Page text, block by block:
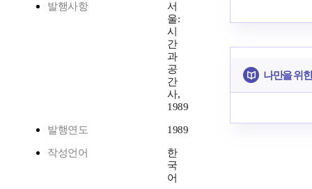
발행사항
서
울:
시
간
과
공
간
사,
1989
발행연도 1989
작성언어
한
국
어
나만을 위